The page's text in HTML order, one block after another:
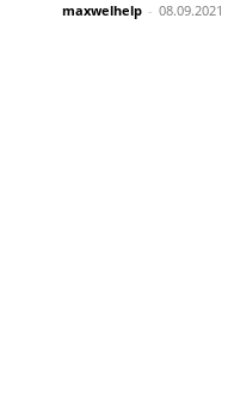
maxwelhelp - 08.09.2021